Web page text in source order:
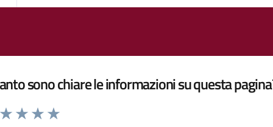
sono chiare le informazioni su questa
da 1 a 5 stelle la pagina